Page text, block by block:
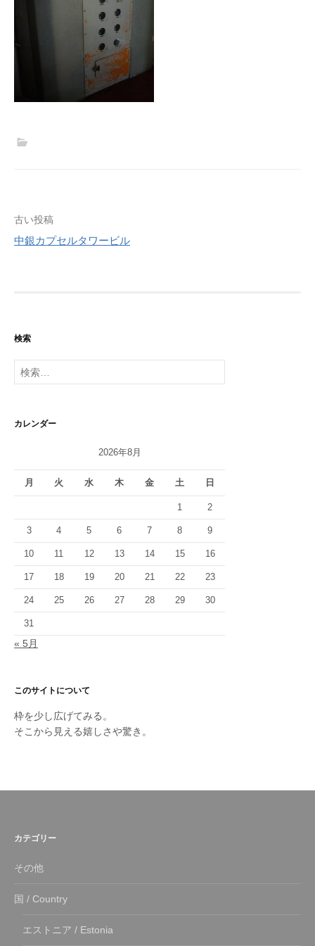
投
稿
シ
ン
古い投稿
中銀カプセルタワービル
検索
検
索:
カレンダー
2026年8月
月 火 水 木 金 土 日
1 2
3 4 5 6 7 8 9
10 11 12 13 14 15 16
17 18 19 20 21 22 23
24 25 26 27 28 29 30
31
« 5月
このサイトについて
枠を少し広げてみる。
そこから見える嬉しさや驚き。
カテゴリー
その他
国 / Country
エストニア / Estonia